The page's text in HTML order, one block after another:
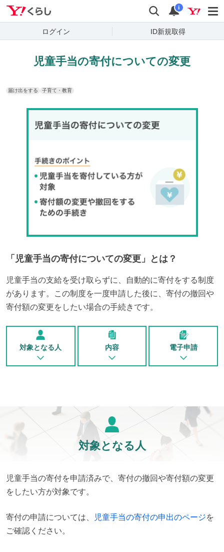
検索 通知
i
ログイン ID新規取得
児童手当の寄付についての変更
届け出をする 子育て・教育
「 児童手当の寄付についての変更 」とは？
児童手当の支給を受け取らずに、自動的に寄付をする制度
があります。この制度を一度申請した後に、寄付の撤回や
寄付額の変更をしたい場合の手続きです。
対象となる人 内容 電子申請
対象となる人
児童手当の寄付を申請済みで、寄付の撤回や寄付額の変更
をしたい方が対象です。
寄付の申請については、 児童手当の寄付の申出のページを
ご確認ください。